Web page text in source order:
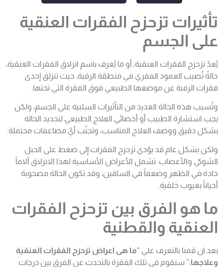
تأثيرات تزحزح الفقرات العنقية
على الجسم
يُعدّ تزحزح الفقرات العنقية، أو ما يُعرف باسم انزلاق الفقرات العنقية،
حالةً تُصيب العمود الفقري في منطقة الرقبة، حيث تنزلق إحدى
فقرات الرقبة عن موضعها الطبيعي فوق الفقرة التي تحتها.
وتُسبب هذه الحالة العديد من التأثيرات السلبية على الجسم، ولكن
يجب استشارة الطبيب أو أخصائي العلاج الطبيعي لتحديد الحالة
بشكل دقيق ووصف العلاج المناسب، وتجنّب أيّ مضاعفات محتملة.
ولكن بشكل عام قد يؤدي تزحزح الفقرات إلى ضغط على الحبل
الشوكي والأعصاب. تشمل الأعراض الأساسية لهذا الانزلاق آلاماً
حادة في الظهر وضعفاً في الساقين، وقد تكون الحالة مصحوبة
أحياناً بعيوب خلقية.
ما هو الفرق بين تزحزح الفقرات
العنقية والقطنية
بعد ان قمنا بالتعرف علي “ما هى اعراض تزحزح الفقرات العنقية
وعلاجها:” سنقوم في تلك الفقرة بالتحدث عن الفرق بين درجات